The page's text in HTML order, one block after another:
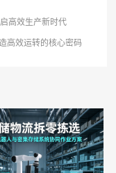
高效生产新时代
高效运转的核心密码